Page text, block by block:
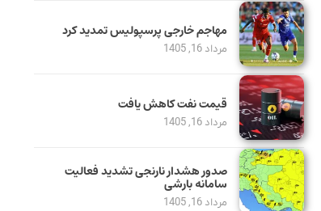
مهاجم خارجی پرسپولیس تمدید کرد
مرداد 16, 1405
قیمت نفت کاهش یافت
مرداد 16, 1405
صدور هشدار نارنجی تشدید فعالیت
سامانه بارشی
مرداد 16, 1405